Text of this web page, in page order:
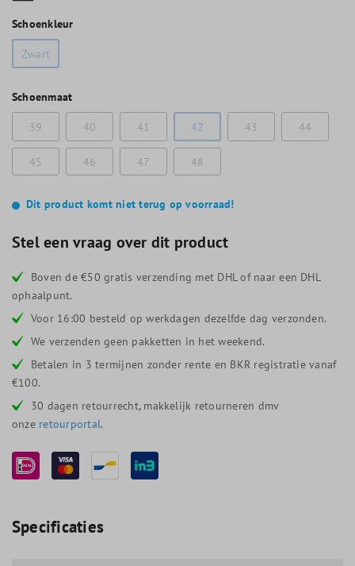
Schoenkleur
Zwart
Schoenmaat
39
40 41 42 43 44
45 46 47 48
Dit product komt niet terug op voorraad!
Stel een vraag over dit product
Boven de €50 gratis verzending met DHL of naar een DHL
ophaalpunt.
Voor 16:00 besteld op werkdagen dezelfde dag verzonden.
We verzenden geen pakketten in het weekend.
Betalen in 3 termijnen zonder rente en BKR registratie vanaf
€100.
30 dagen retourrecht, makkelijk retourneren dmv
onze retourportal.
Specificaties